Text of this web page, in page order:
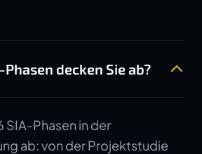
decken Sie ab?
SIA-Phasen in der
ab: von der Projektstudie